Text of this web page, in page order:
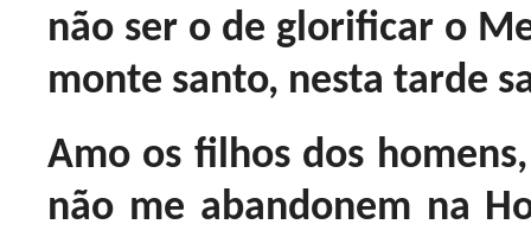
não ser o de glorificar o
monte santo, nesta tarde
Amo os filhos dos
não me abandonem na